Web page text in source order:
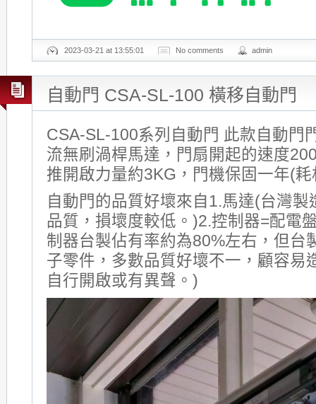
2023-03-21 at 13:55:01 No comments admin
自動門 CSA-SL-100 橫移自動門
CSA-SL-100系列自動門 此款自動門
流無刷渦桿馬達，門扇開起的速度
推開啟力量約3KG，門機保固一年(
自動門的品質好壞來自1.馬達(台灣製
品質，損壞度較低。)2.控制器=配電
制器台製佔有率約為80%左右，但台
子零件，多數品質好壞不一，顧容易
自行開啟或有異聲。)